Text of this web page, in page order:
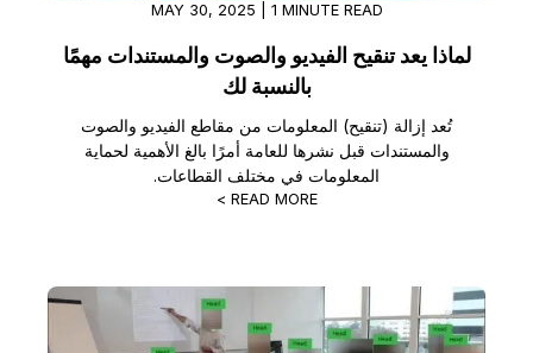
MAY 30, 2025 | 1 MINUTE READ
لماذا يعد تنقيح الفيديو والصوت والمستندات مهمًا
بالنسبة لك
تُعد إزالة (تنقيح) المعلومات من مقاطع الفيديو والصوت
والمستندات قبل نشرها للعامة أمرًا بالغ الأهمية لحماية
المعلومات في مختلف القطاعات.
READ MORE >